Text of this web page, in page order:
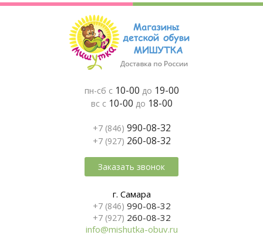
пн-сб с 10-00 до 19-00
вс с 10-00 до 18-00
+7 (846) 990-08-32
+7 (927) 260-08-32
Заказать звонок
г. Самара
+7 (846) 990-08-32
+7 (927) 260-08-32
info@mishutka-obuv.ru